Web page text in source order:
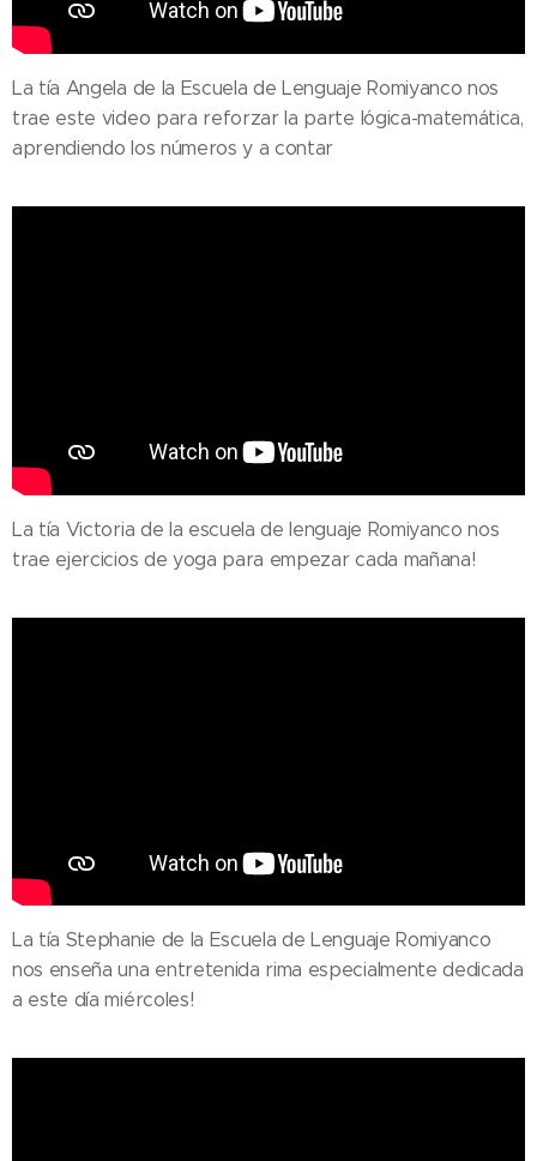
La tía Angela de la Escuela de Lenguaje Romiyanco nos
trae este video para reforzar la parte lógica-matemática,
aprendiendo los números y a contar
La tía Victoria de la escuela de lenguaje Romiyanco nos
trae ejercicios de yoga para empezar cada mañana!
La tía Stephanie de la Escuela de Lenguaje Romiyanco
nos enseña una entretenida rima especialmente dedicada
a este día miércoles!